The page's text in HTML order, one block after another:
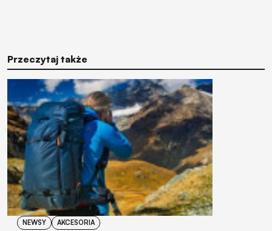
Przeczytaj także
NEWSY AKCESORIA